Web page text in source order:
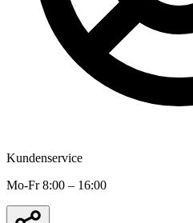
Kundenservice
Mo-Fr 8:00 – 16:00